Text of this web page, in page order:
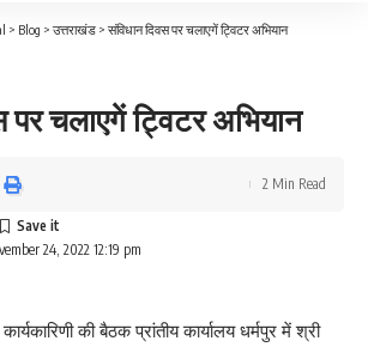
> Blog > उत्तराखंड > संविधान दिवस पर चलाएगें ट्विटर अभियान
पर चलाएगें ट्विटर अभियान
24, 2022 12:19 pm
2 Min Read
की बैठक प्रांतीय कार्यालय धर्मपुर में श्री